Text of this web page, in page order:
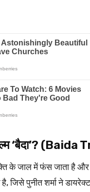
‘बैदा’?
के जाल में फंस जाता है
जिसे पुनीत शर्मा ने